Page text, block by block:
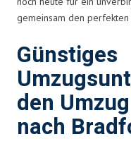
gemeinsam den
Günstiges
den
nach